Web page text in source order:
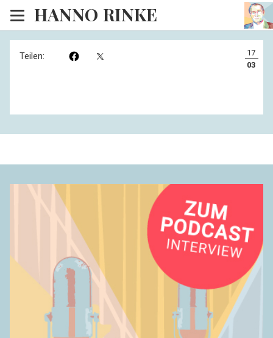
HANNO RINKE
Heim
EISINSEL
Blog
Hörsaal
Teilen:
17
03